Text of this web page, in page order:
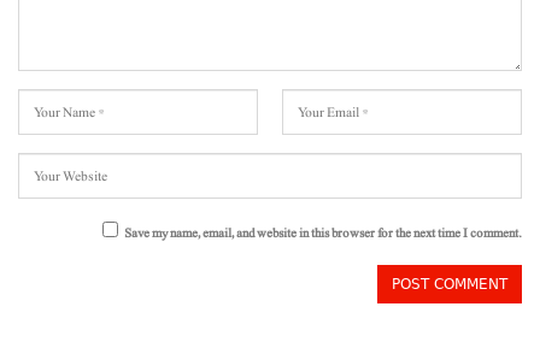
Save my name, email, and website in this browser for the next time I comment.